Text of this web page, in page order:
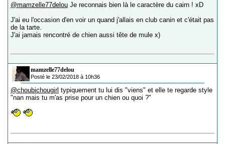
@mamzelle77delou Je reconnais bien là le caractère du cairn ! xD
J'ai eu l'occasion d'en voir un quand j'allais en club canin et c'était pas
de la tarte.
J'ai jamais rencontré de chien aussi tête de mule x)
mamzelle77delou
Posté le 23/02/2018 à 10h36
@choubichougirl typiquement tu lui dis "viens" et elle te regarde style
"nan mais tu m'as prise pour un chien ou quoi ?"